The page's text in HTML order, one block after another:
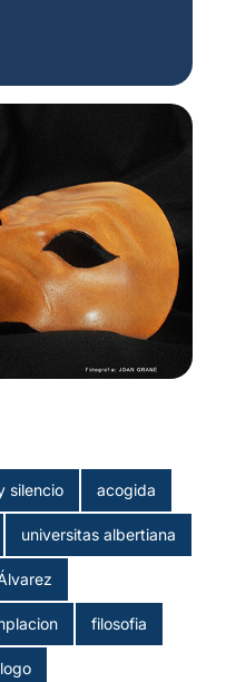
silencio acogida
universitas albertiana
filosofia